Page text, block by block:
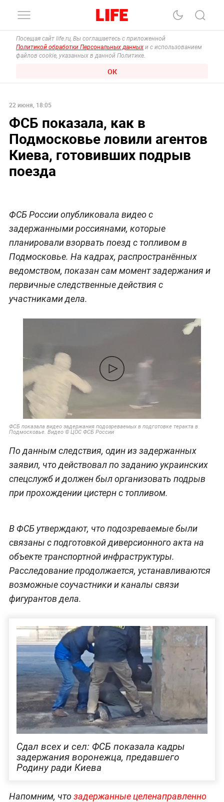
Посещая сайт life.ru, Вы соглашаетесь с приложенной
Политикой обработки Персональных данных и с использованием
файлов cookie, указанных в данной Политике.
ОК
22 июня, 18:05
ФСБ показала, как в
Подмосковье ловили агентов
Киева, готовивших подрыв
поезда
ФСБ России опубликовала видео с
задержанными россиянами, которые
планировали взорвать поезд с топливом в
Подмосковье. На кадрах, распространённых
ведомством, показан сам момент задержания и
первичные следственные действия с
участниками дела.
ФСБ показала видео задержания подозреваемых в подготовке теракта в
Подмосковье. Видео © ЦОС ФСБ России
По данным следствия, один из задержанных
заявил, что действовал по заданию украинских
спецслужб и должен был организовать подрыв
при прохождении цистерн с топливом.
В ФСБ утверждают, что подозреваемые были
связаны с подготовкой диверсионного акта на
объекте транспортной инфраструктуры.
Расследование продолжается, устанавливаются
возможные соучастники и каналы связи
фигурантов дела.
Сдал всех и сел: ФСБ показала кадры
задержания воронежца, предавшего
Родину ради Киева
Напомним, чтозадержанные целенаправленно